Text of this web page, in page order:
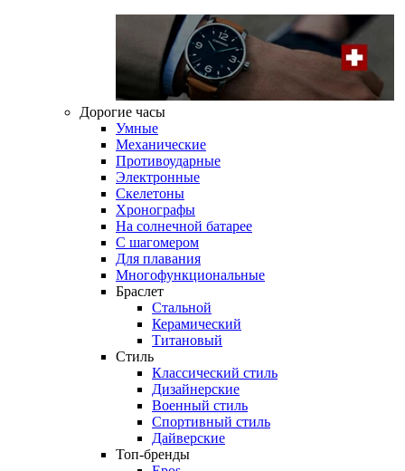
Дорогие часы
Умные
Механические
Противоударные
Электронные
Скелетоны
Хронографы
На солнечной батарее
С шагомером
Для плавания
Многофункциональные
Браслет
Стальной
Керамический
Титановый
Стиль
Классический стиль
Дизайнерские
Военный стиль
Спортивный стиль
Дайверские
Топ-бренды